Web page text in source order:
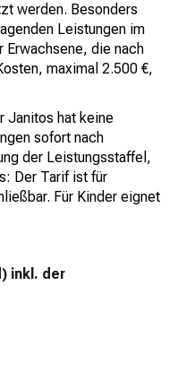
werden. Besonders
Leistungen im
Erwachsene, die nach
maximal 2.500 €,
Janitos hat keine
sofort nach
der Leistungsstaffel,
Der Tarif ist für
Für Kinder eignet
inkl. der